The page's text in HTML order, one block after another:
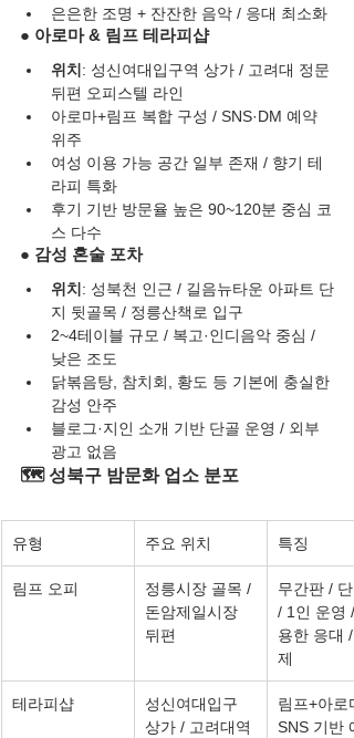
은은한 조명 + 잔잔한 음악 / 응대 최소화
● 아로마 & 림프 테라피샵
위치 : 성신여대입구역 상가 / 고려대 정문
뒤편 오피스텔 라인
아로마+림프 복합 구성 / SNS·DM 예약
위주
여성 이용 가능 공간 일부 존재 / 향기 테
라피 특화
후기 기반 방문율 높은 90~120분 중심 코
스 다수
● 감성 혼술 포차
위치 : 성북천 인근 / 길음뉴타운 아파트 단
지 뒷골목 / 정릉산책로 입구
2~4테이블 규모 / 복고·인디음악 중심 /
낮은 조도
닭볶음탕, 참치회, 황도 등 기본에 충실한
감성 안주
블로그·지인 소개 기반 단골 운영 / 외부
광고 없음
🗺️ 성북구 밤문화 업소 분포
유형 주요 위치 특징
림프 오피
정릉시장 골목 /
돈암제일시장
뒤편
무간판 / 단
/ 1인 운영 /
용한 응대 /
제
테라피샵
성신여대입구
상가 / 고려대역
림프+아로
SNS 기반